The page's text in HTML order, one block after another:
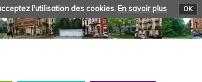
l'utilisation des cookies. En savoir plus OK